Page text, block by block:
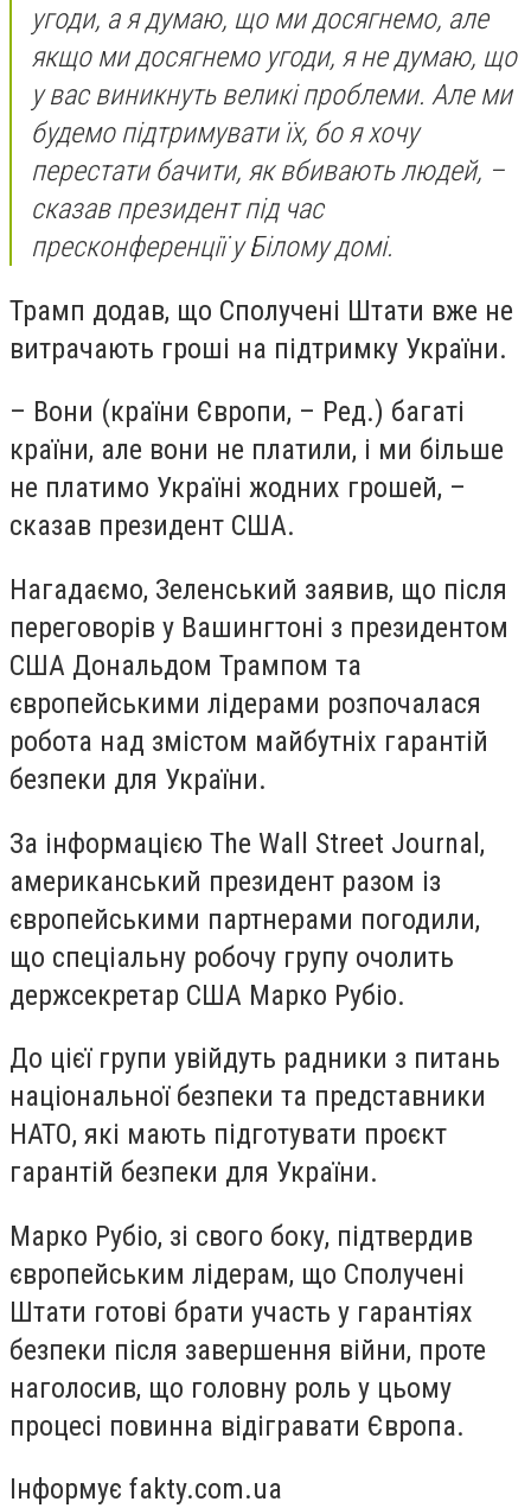
угоди, а я думаю, що ми досягнемо, але
якщо ми досягнемо угоди, я не думаю, що
у вас виникнуть великі проблеми. Але ми
будемо підтримувати їх, бо я хочу
перестати бачити, як вбивають людей, –
сказав президент під час
пресконференції у Білому домі.
Трамп додав, що Сполучені Штати вже не
витрачають гроші на підтримку України.
– Вони (країни Європи, – Ред.) багаті
країни, але вони не платили, і ми більше
не платимо Україні жодних грошей, –
сказав президент США.
Нагадаємо, Зеленський заявив, що після
переговорів у Вашингтоні з президентом
США Дональдом Трампом та
європейськими лідерами розпочалася
робота над змістом майбутніх гарантій
безпеки для України.
За інформацією The Wall Street Journal,
американський президент разом із
європейськими партнерами погодили,
що спеціальну робочу групу очолить
держсекретар США Марко Рубіо.
До цієї групи увійдуть радники з питань
національної безпеки та представники
НАТО, які мають підготувати проєкт
гарантій безпеки для України.
Марко Рубіо, зі свого боку, підтвердив
європейським лідерам, що Сполучені
Штати готові брати участь у гарантіях
безпеки після завершення війни, проте
наголосив, що головну роль у цьому
процесі повинна відігравати Європа.
Інформує fakty.com.ua